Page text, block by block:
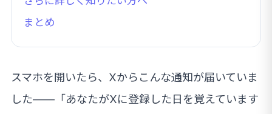
まとめ
スマホを開いたら、Xからこんな通知が届いていま
した——「あなたがXに登録した日を覚えています